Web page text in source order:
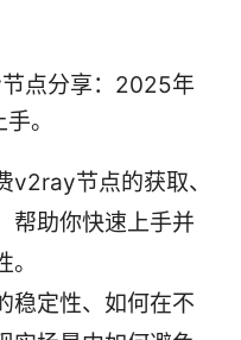
点分享：2025年
。
v2ray节点的获取、
帮助你快速上手并
稳定性、如何在不